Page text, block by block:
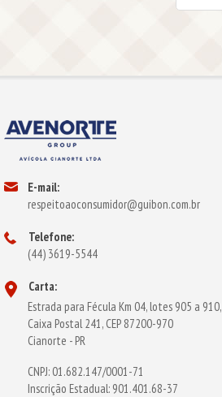
E-mail:
respeitoaoconsumidor@guibon.com.br
Telefone:
(44) 3619-5544
Carta:
Estrada para Fécula Km 04, lotes 905 a 910,
Caixa Postal 241, CEP 87200-970
Cianorte - PR
CNPJ: 01.682.147/0001-71
Inscrição Estadual: 901.401.68-37